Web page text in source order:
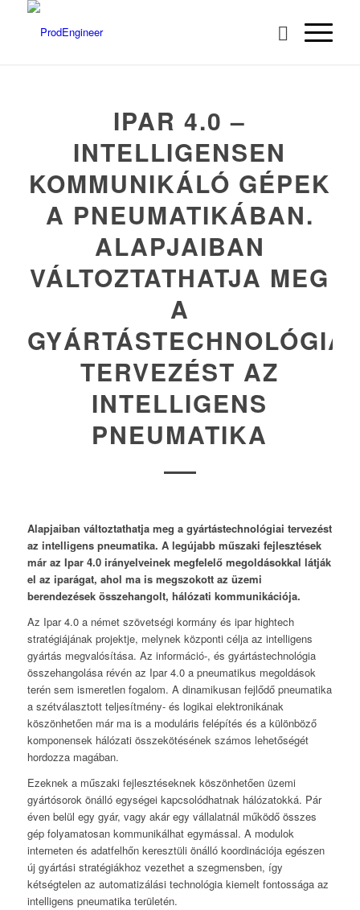
IPAR 4.0 –
INTELLIGENSEN
KOMMUNIKÁLÓ GÉPEK
A PNEUMATIKÁBAN.
ALAPJAIBAN
VÁLTOZTATHATJA MEG
A
GYÁRTÁSTECHNOLÓGIAI
TERVEZÉST AZ
INTELLIGENS
PNEUMATIKA
Alapjaiban változtathatja meg a gyártástechnológiai tervezést
az intelligens pneumatika. A legújabb műszaki fejlesztések
már az Ipar 4.0 irányelveinek megfelelő megoldásokkal látják
el az iparágat, ahol ma is megszokott az üzemi
berendezések összehangolt, hálózati kommunikációja.
Az Ipar 4.0 a német szövetségi kormány és ipar hightech
stratégiájának projektje, melynek központi célja az intelligens
gyártás megvalósítása. Az információ-, és gyártástechnológia
összehangolása révén az Ipar 4.0 a pneumatikus megoldások
terén sem ismeretlen fogalom. A dinamikusan fejlődő pneumatika
a szétválasztott teljesítmény- és logikai elektronikának
köszönhetően már ma is a moduláris felépítés és a különböző
komponensek hálózati összekötésének számos lehetőségét
hordozza magában.
Ezeknek a műszaki fejlesztéseknek köszönhetően üzemi
gyártósorok önálló egységei kapcsolódhatnak hálózatokká. Pár
éven belül egy gyár, vagy akár egy vállalatnál működő összes
gép folyamatosan kommunikálhat egymással. A modulok
interneten és adatfelhőn keresztüli önálló koordinációja egészen
új gyártási stratégiákhoz vezethet a szegmensben, így
kétségtelen az automatizálási technológia kiemelt fontossága az
intelligens pneumatika területén.